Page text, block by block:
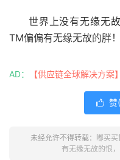
世界上没有无缘无
TM偏偏有无缘无故的胖！
AD： 【供应链全球解决方案】
 赞(
未经允许不得转载： 嘟买买
有无缘无故的恨